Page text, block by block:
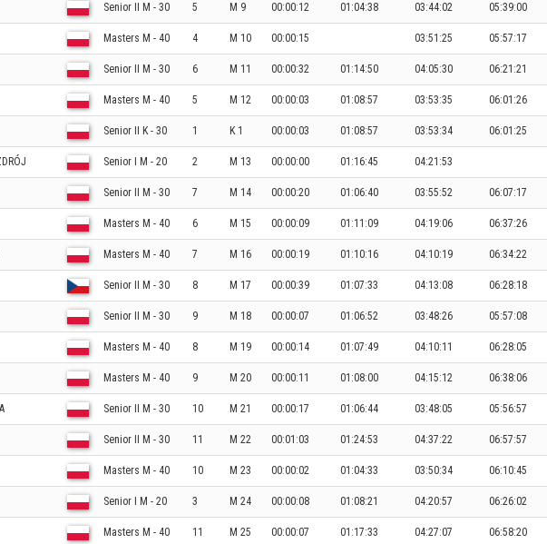
Senior II M - 30 5 M 9 00:00:12 01:04:38 03:44:02 05:39:00
Masters M - 40 4 M 10 00:00:15 03:51:25 05:57:17
Senior II M - 30 6 M 11 00:00:32 01:14:50 04:05:30 06:21:21
Masters M - 40 5 M 12 00:00:03 01:08:57 03:53:35 06:01:26
Senior II K - 30 1 K 1 00:00:03 01:08:57 03:53:34 06:01:25
Senior I M - 20 2 M 13 00:00:00 01:16:45 04:21:53
Senior II M - 30 7 M 14 00:00:20 01:06:40 03:55:52 06:07:17
Masters M - 40 6 M 15 00:00:09 01:11:09 04:19:06 06:37:26
Masters M - 40 7 M 16 00:00:19 01:10:16 04:10:19 06:34:22
Senior II M - 30 8 M 17 00:00:39 01:07:33 04:13:08 06:28:18
Senior II M - 30 9 M 18 00:00:07 01:06:52 03:48:26 05:57:08
Masters M - 40 8 M 19 00:00:14 01:07:49 04:10:11 06:28:05
Masters M - 40 9 M 20 00:00:11 01:08:00 04:15:12 06:38:06
Senior II M - 30 10 M 21 00:00:17 01:06:44 03:48:05 05:56:57
Senior II M - 30 11 M 22 00:01:03 01:24:53 04:37:22 06:57:57
Masters M - 40 10 M 23 00:00:02 01:04:33 03:50:34 06:10:45
Senior I M - 20 3 M 24 00:00:08 01:08:21 04:20:57 06:26:02
Masters M - 40 11 M 25 00:00:07 01:17:33 04:27:07 06:58:20